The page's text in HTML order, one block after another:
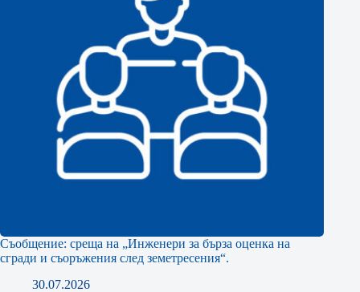
Съобщение: среща на „Инженери за бърза оценка на
сгради и съоръжения след земетресения“.
30.07.2026